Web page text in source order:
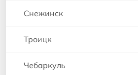
Снежинск
Троицк
Чебаркуль